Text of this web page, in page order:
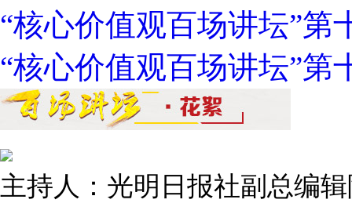
“核心价值观百场讲坛”第
“核心价值观百场讲坛”第
主持人：光明日报社副总编